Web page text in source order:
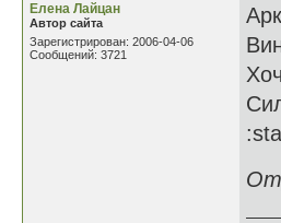
Елена Лайцан
Автор сайта
Зарегистрирован: 2006-04-06
Сообщений: 3721